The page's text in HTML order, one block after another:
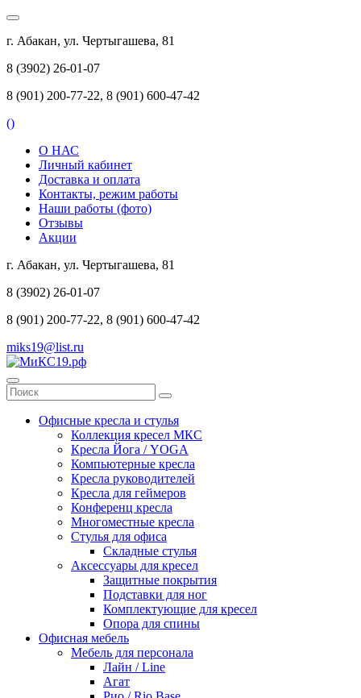
г. Абакан, ул. Чертыгашева, 81
8 (3902) 26-01-07
8 (901) 200-77-22, 8 (901) 600-47-42
()
О НАС
Личный кабинет
Доставка и оплата
Контакты, режим работы
Наши работы (фото)
Отзывы
Акции
г. Абакан, ул. Чертыгашева, 81
8 (3902) 26-01-07
8 (901) 200-77-22, 8 (901) 600-47-42
miks19@list.ru
Офисные кресла и стулья
Коллекция кресел МКС
Кресла Йога / YOGA
Компьютерные кресла
Кресла руководителей
Кресла для геймеров
Конференц кресла
Многоместные кресла
Стулья для офиса
Складные стулья
Аксессуары для кресел
Защитные покрытия
Подставки для ног
Комплектующие для кресел
Опора для спины
Офисная мебель
Мебель для персонала
Лайн / Line
Агат